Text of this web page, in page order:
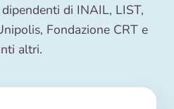
di INAIL, LIST,
Fondazione CRT e
altri.